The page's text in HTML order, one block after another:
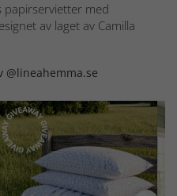
papirservietter med
av laget av Camilla
@lineahemma.se